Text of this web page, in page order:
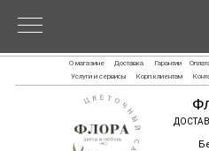
О магазине Доставка
Гарантии
Корп.клиентам
Услуги и сервисы